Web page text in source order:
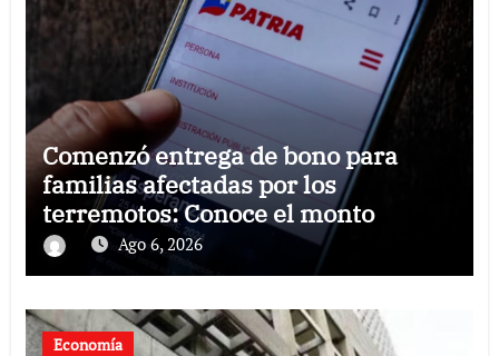
Comenzó entrega de bono para
familias afectadas por los
terremotos: Conoce el monto
Ago 6, 2026
Economía